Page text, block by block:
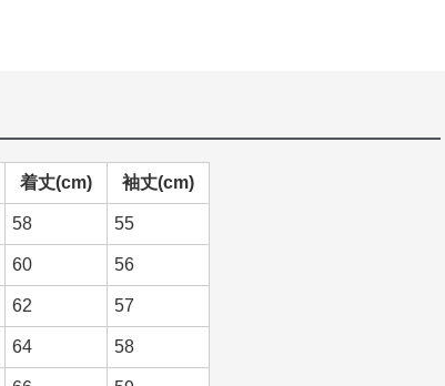
着丈(cm) 袖丈(cm)
58 55
60 56
62 57
64 58